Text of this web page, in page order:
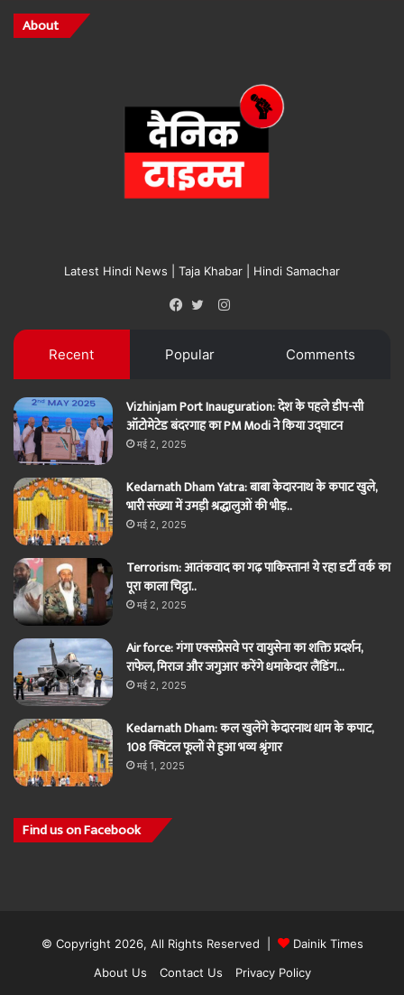
About
Latest Hindi News | Taja Khabar | Hindi Samachar
Instagram
Recent Popular Comments
Vizhinjam Port Inauguration: देश के पहले डीप-सी
ऑटोमेटेड बंदरगाह का PM Modi ने किया उद्घाटन
मई 2, 2025
Kedarnath Dham Yatra: बाबा केदारनाथ के कपाट खुले,
भारी संख्या में उमड़ी श्रद्धालुओं की भीड़..
मई 2, 2025
Terrorism: आतंकवाद का गढ़ पाकिस्तान! ये रहा डर्टी वर्क का
पूरा काला चिट्ठा..
मई 2, 2025
Air force: गंगा एक्सप्रेसवे पर वायुसेना का शक्ति प्रदर्शन,
राफेल, मिराज और जगुआर करेंगे धमाकेदार लैंडिंग…
मई 2, 2025
Kedarnath Dham: कल खुलेंगे केदारनाथ धाम के कपाट,
108 क्विंटल फूलों से हुआ भव्य श्रृंगार
मई 1, 2025
Find us on Facebook
© Copyright 2026, All Rights Reserved |
Dainik Times
About Us
Contact Us
Privacy Policy